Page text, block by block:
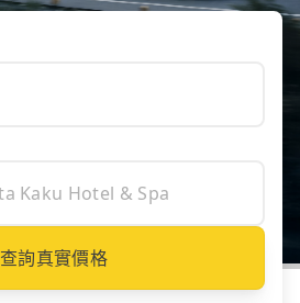
查詢真實價格